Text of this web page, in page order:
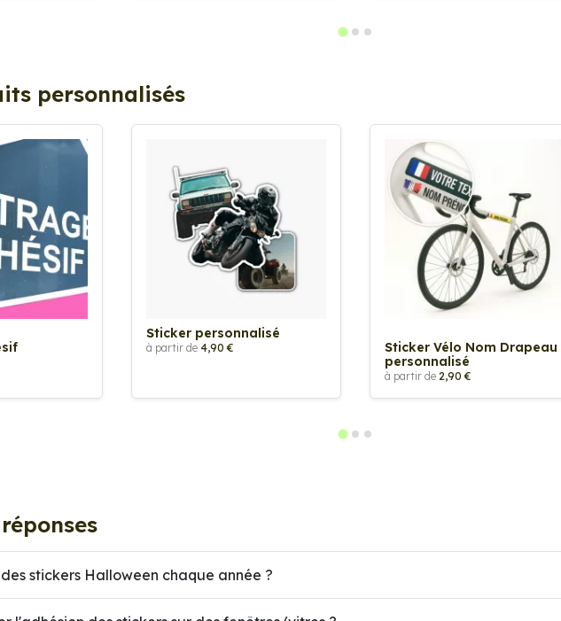
personnalisés
Sticker personnalisé
à partir de 4,90 €
Sticker Vélo Nom Drapeau
personnalisé
à partir de 2,90 €
stickers Halloween chaque année ?